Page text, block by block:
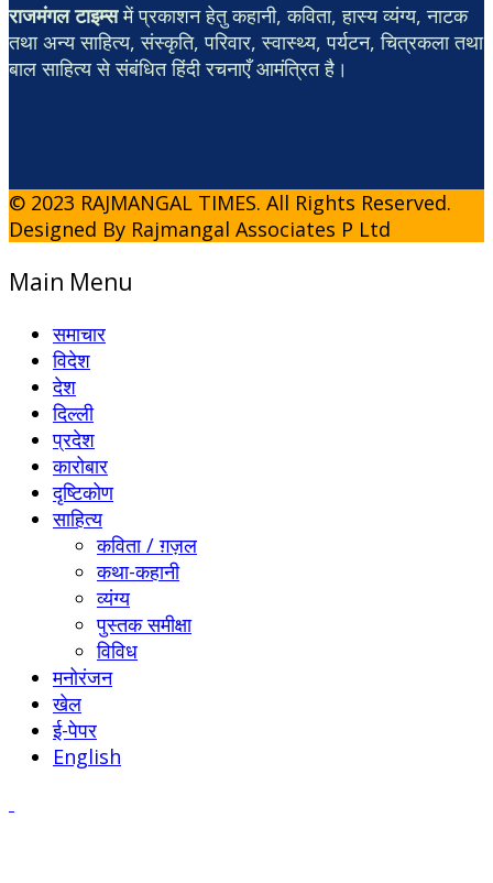
राजमंगल टाइम्समें प्रकाशन हेतु कहानी, कविता, हास्य व्यंग्य, नाटक
तथा अन्य साहित्य, संस्कृति, परिवार, स्वास्थ्य, पर्यटन, चित्रकला तथा
बाल साहित्य से संबंधित हिंदी रचनाएँ आमंत्रित है।
© 2023 RAJMANGAL TIMES. All Rights Reserved.
Designed By Rajmangal Associates P Ltd
Main Menu
समाचार
विदेश
देश
दिल्ली
प्रदेश
कारोबार
दृष्टिकोण
साहित्य
कविता / ग़ज़ल
कथा-कहानी
व्यंग्य
पुस्तक समीक्षा
विविध
मनोरंजन
खेल
ई-पेपर
English